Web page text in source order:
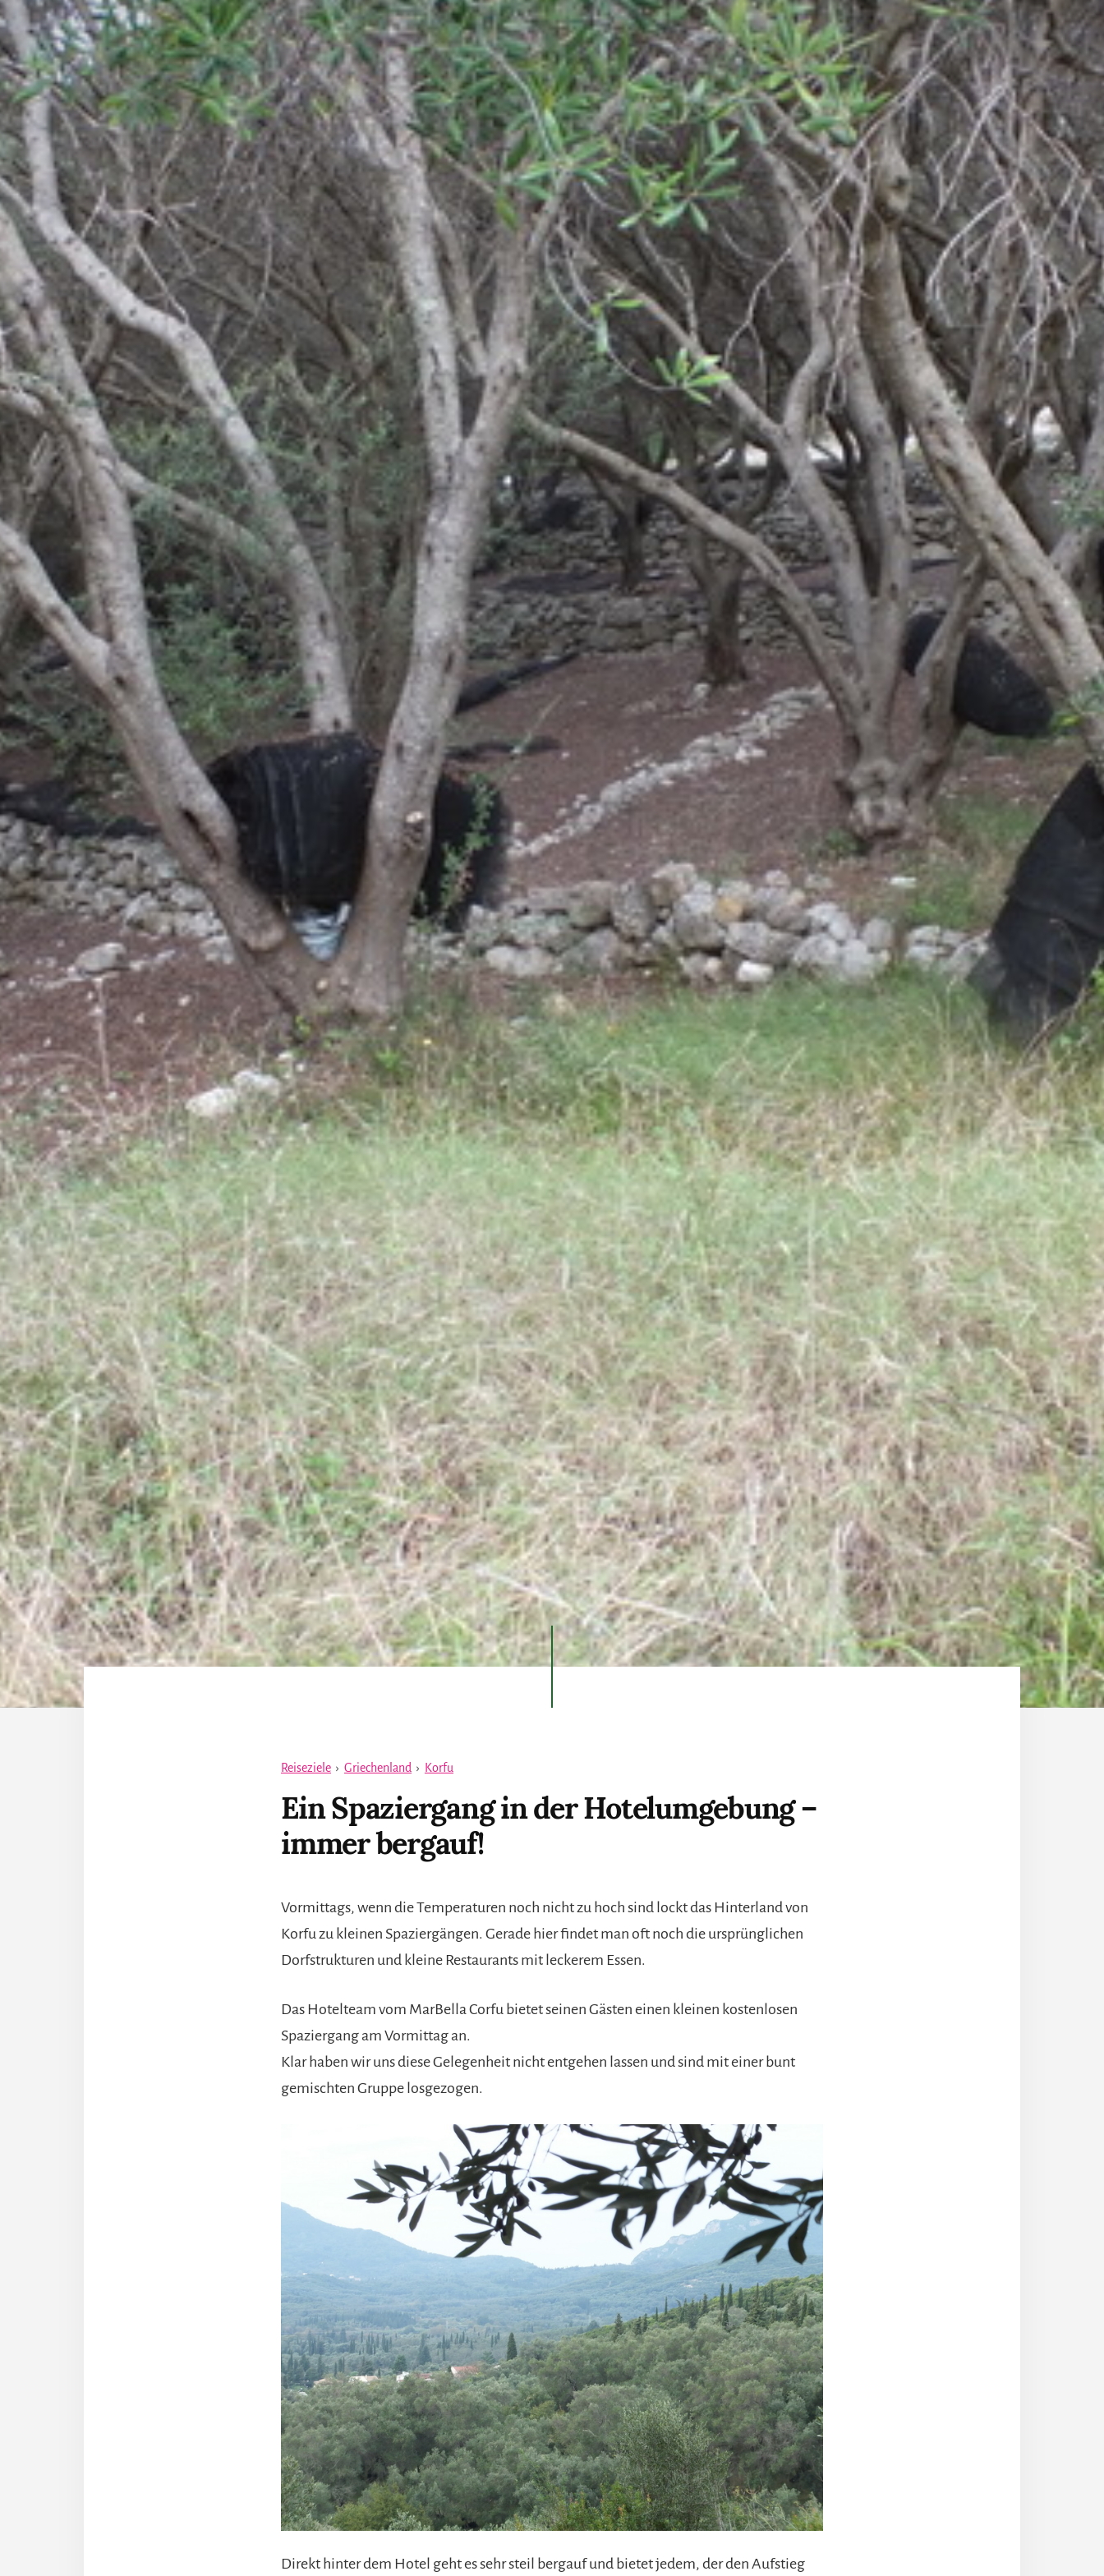
Reiseziele › Griechenland › Korfu
Ein Spaziergang in der Hotelumgebung –
immer bergauf!
Vormittags, wenn die Temperaturen noch nicht zu hoch sind lockt das Hinterland von
Korfu zu kleinen Spaziergängen. Gerade hier findet man oft noch die ursprünglichen
Dorfstrukturen und kleine Restaurants mit leckerem Essen.
Das Hotelteam vom MarBella Corfu bietet seinen Gästen einen kleinen kostenlosen
Spaziergang am Vormittag an.
Klar haben wir uns diese Gelegenheit nicht entgehen lassen und sind mit einer bunt
gemischten Gruppe losgezogen.
Direkt hinter dem Hotel geht es sehr steil bergauf und bietet jedem, der den Aufstieg